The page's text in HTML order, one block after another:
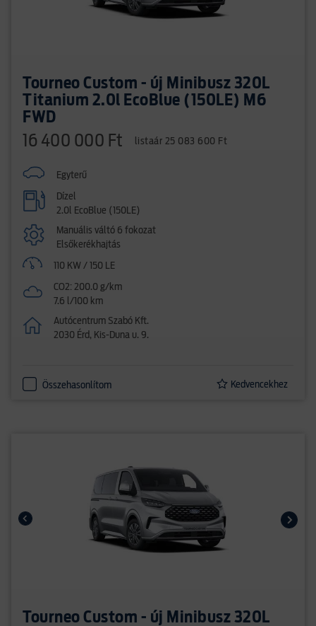
Tourneo Custom - új Minibusz 320L
Titanium 2.0l EcoBlue (150LE) M6
FWD
16 400 000 Ft listaár 25 083 600 Ft
Egyterű
Dízel
2.0l EcoBlue (150LE)
Manuális váltó 6 fokozat
Elsőkerékhajtás
110 KW / 150 LE
CO2: 200.0 g/km
7.6 l/100 km
Autócentrum Szabó Kft.
2030 Érd, Kis-Duna u. 9.
Összehasonlítom Kedvencekhez
Tourneo Custom - új Minibusz 320L